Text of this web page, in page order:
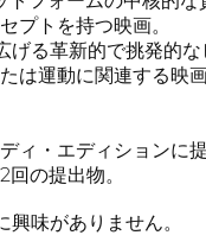
プトを持つ映画。
る革新的で挑発的な
は運動に関連する映画
ィ・エディションに
の提出物。
味がありません。